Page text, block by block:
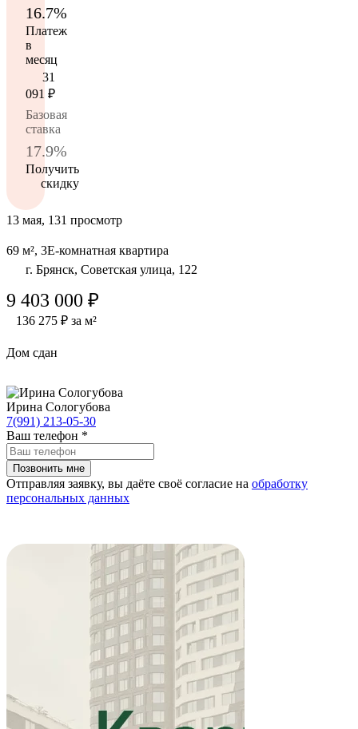
16.7%
Платеж
в
месяц
31
091 ₽
Базовая
ставка
17.9%
Получить
скидку
13 мая, 131 просмотр
69 м², 3Е-комнатная квартира
г. Брянск, Советская улица, 122
9 403 000 ₽
136 275 ₽ за м²
Дом сдан
Ирина Сологубова
7(991) 213-05-30
Ваш телефон *
Отправляя заявку, вы даёте своё согласие на обработку
персональных данных